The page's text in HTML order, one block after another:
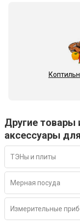
Другие товары
аксессуары
ТЭНы и плиты
Мерная посуда
Измерительные